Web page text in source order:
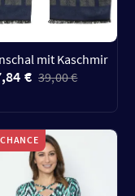
mit Kaschmir
€ 39,00 €